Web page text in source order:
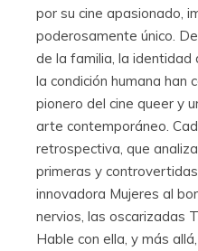
por su cine apasionado,
poderosamente único.
de la familia, la identidad
la condición humana han
pionero del cine queer y
arte contemporáneo.
retrospectiva, que
primeras y
innovadora Mujeres al
nervios, las oscarizadas
Hable con ella, y más